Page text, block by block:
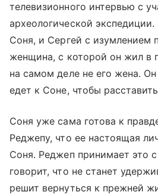
телевизионного интервью с
археологической
Соня, и Сергей с изумлением
женщина, с которой он жил в
на самом деле не его жена.
едет к Соне, чтобы
Соня уже сама готова к
Реджепу, что ее настоящая
Соня. Реджеп принимает это
говорит, что не станет
решит вернуться к прежней